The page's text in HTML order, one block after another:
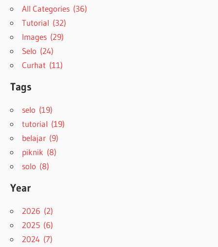
All Categories (36)
Tutorial (32)
Images (29)
Selo (24)
Curhat (11)
Tags
selo (19)
tutorial (19)
belajar (9)
piknik (8)
solo (8)
Year
2026 (2)
2025 (6)
2024 (7)